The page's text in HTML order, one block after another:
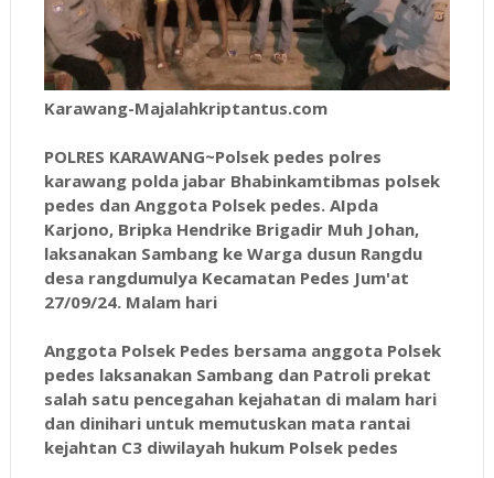
Karawang-Majalahkriptantus.com
POLRES KARAWANG~Polsek pedes polres
karawang polda jabar Bhabinkamtibmas polsek
pedes dan Anggota Polsek pedes. AIpda
Karjono, Bripka Hendrike Brigadir Muh Johan,
laksanakan Sambang ke Warga dusun Rangdu
desa rangdumulya Kecamatan Pedes Jum'at
27/09/24. Malam hari
Anggota Polsek Pedes bersama anggota Polsek
pedes laksanakan Sambang dan Patroli prekat
salah satu pencegahan kejahatan di malam hari
dan dinihari untuk memutuskan mata rantai
kejahtan C3 diwilayah hukum Polsek pedes